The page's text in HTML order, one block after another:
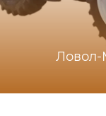
Ловол-